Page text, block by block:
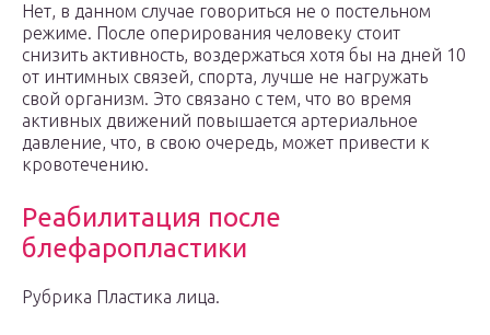
Нет, в данном случае говориться не о постельном
режиме. После оперирования человеку стоит
снизить активность, воздержаться хотя бы на дней 10
от интимных связей, спорта, лучше не нагружать
свой организм. Это связано с тем, что во время
активных движений повышается артериальное
давление, что, в свою очередь, может привести к
кровотечению.
Реабилитация после
блефаропластики
Рубрика Пластика лица.